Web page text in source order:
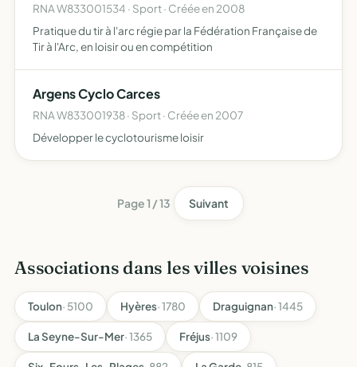
RNA W833001534 · Sport · Créée en 2008
Pratique du tir à l'arc régie par la Fédération Française de
Tir à l'Arc, en loisir ou en compétition
Argens Cyclo Carces
RNA W833001938 · Sport · Créée en 2007
Développer le cyclotourisme loisir
Page 1 / 13 Suivant
Associations dans les villes voisines
Toulon· 5100 Hyères· 1780 Draguignan· 1445
La Seyne-Sur-Mer· 1365 Fréjus· 1109